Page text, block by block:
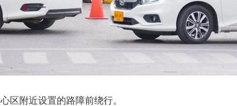
区附近设置的路障前绕行。